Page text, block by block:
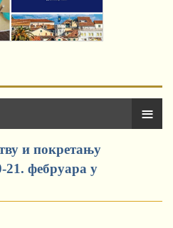
≡
и покретању
21. фебруара у